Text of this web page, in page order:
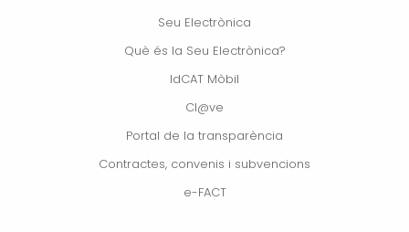
Seu Electrònica
Què és la Seu Electrònica?
IdCAT Mòbil
Cl@ve
Portal de la transparència
Contractes, convenis i subvencions
e-FACT